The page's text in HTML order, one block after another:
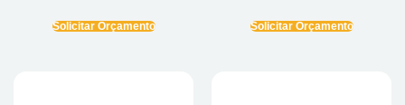
Solicitar Orçamento Solicitar Orçamento